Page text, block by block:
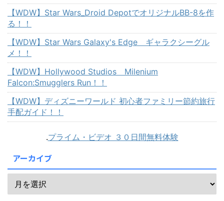
【WDW】Star Wars_Droid DepotでオリジナルBB-8を作
る！！
【WDW】Star Wars Galaxy's Edge ギャラクシーグル
メ！！
【WDW】Hollywood Studios Milenium
Falcon:Smugglers Run！！
【WDW】ディズニーワールド 初心者ファミリー節約旅行
手配ガイド！！
.プライム・ビデオ ３０日間無料体験
アーカイブ